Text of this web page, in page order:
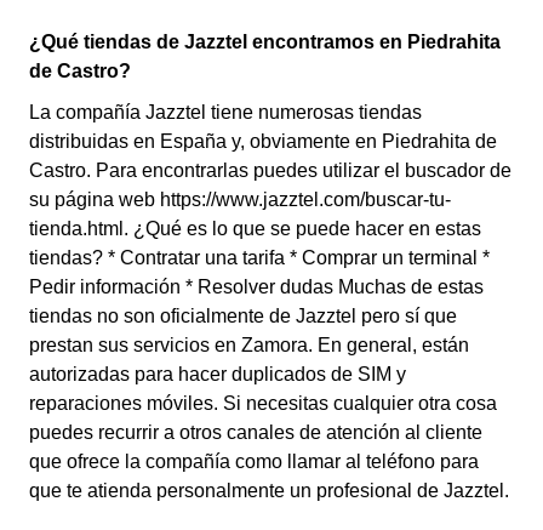
¿Qué tiendas de Jazztel encontramos en Piedrahita
de Castro?
La compañía Jazztel tiene numerosas tiendas
distribuidas en España y, obviamente en Piedrahita de
Castro. Para encontrarlas puedes utilizar el buscador de
su página web https://www.jazztel.com/buscar-tu-
tienda.html. ¿Qué es lo que se puede hacer en estas
tiendas? * Contratar una tarifa * Comprar un terminal *
Pedir información * Resolver dudas Muchas de estas
tiendas no son oficialmente de Jazztel pero sí que
prestan sus servicios en Zamora. En general, están
autorizadas para hacer duplicados de SIM y
reparaciones móviles. Si necesitas cualquier otra cosa
puedes recurrir a otros canales de atención al cliente
que ofrece la compañía como llamar al teléfono para
que te atienda personalmente un profesional de Jazztel.